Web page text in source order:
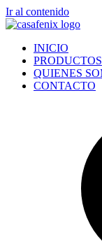
Ir al contenido
INICIO
PRODUCTOS
QUIENES
CONTACTO